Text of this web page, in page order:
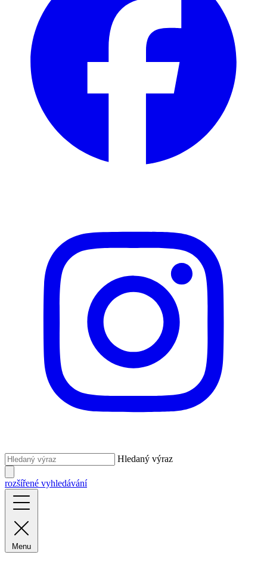
Hledaný výraz
rozšířené vyhledávání
Menu